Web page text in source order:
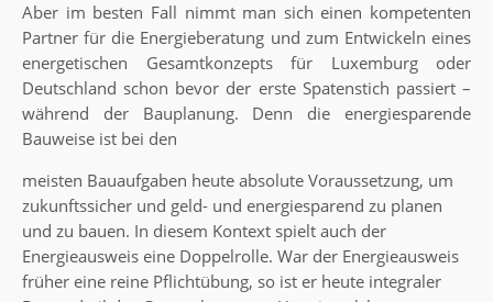
Aber im besten Fall nimmt man sich einen kompetenten
Partner für die Energieberatung und zum Entwickeln eines
energetischen Gesamtkonzepts für Luxemburg oder
Deutschland schon bevor der erste Spatenstich passiert –
während der Bauplanung. Denn die energiesparende
Bauweise ist bei den
meisten Bauaufgaben heute absolute Voraussetzung, um
zukunftssicher und geld- und energiesparend zu planen
und zu bauen. In diesem Kontext spielt auch der
Energieausweis eine Doppelrolle. War der Energieausweis
früher eine reine Pflichtübung, so ist er heute integraler